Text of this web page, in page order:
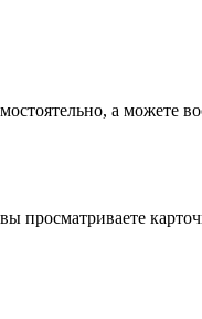
а можете
просматриваете